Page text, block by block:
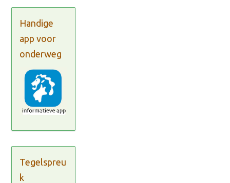
Handige
app voor
onderweg
Tegelspreu
k